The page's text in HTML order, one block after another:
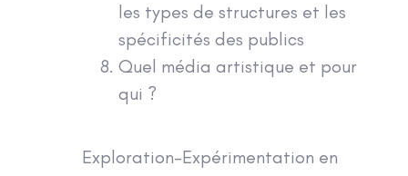
les types de structures et les
spécificités des publics
Quel média artistique et pour
qui ?
Exploration-Expérimentation en